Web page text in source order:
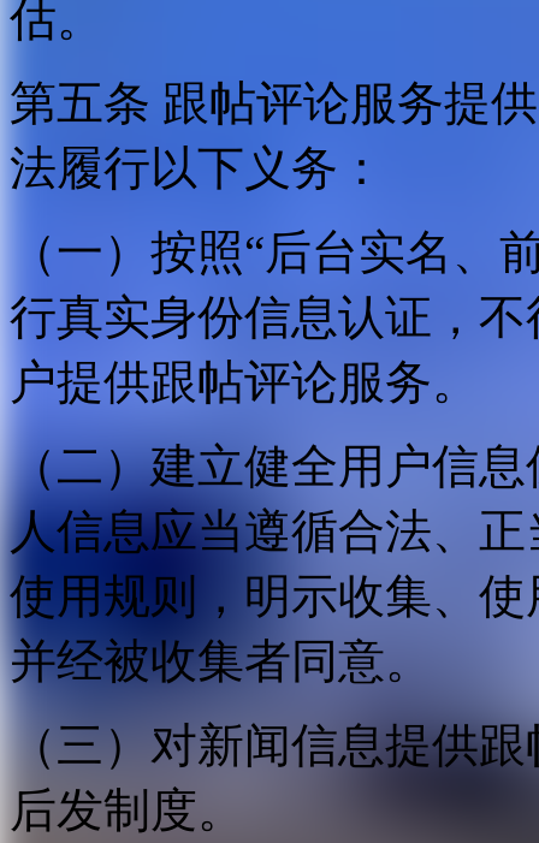
估。
第五条 跟帖评论服务提
法履行以下义务：
（一）按照“后台实名、
行真实身份信息认证，
户提供跟帖评论服务。
（二）建立健全用户信
人信息应当遵循合法、
使用规则，明示收集、
并经被收集者同意。
（三）对新闻信息提供
后发制度。